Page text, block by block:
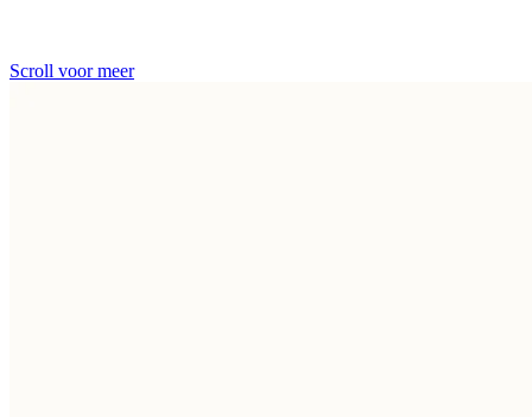
Scroll voor meer